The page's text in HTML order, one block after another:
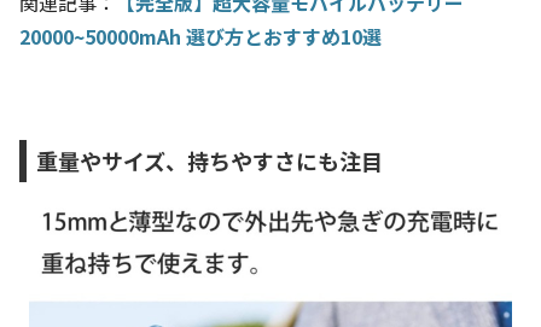
20000~50000mAh 選び方とおすすめ10選
重量やサイズ、持ちやすさにも注目